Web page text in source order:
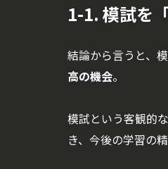
1-1. 模試を
結論から言うと、
高の機会。
模試という客観的
き、今後の学習の